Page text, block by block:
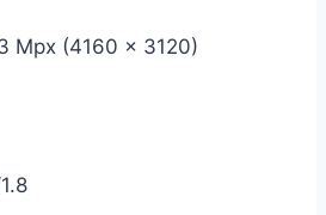
Mpx (4160 x 3120)